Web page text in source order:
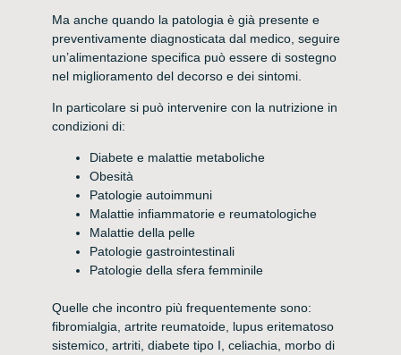
Ma anche quando la patologia è già presente e
preventivamente diagnosticata dal medico, seguire
un’alimentazione specifica può essere di sostegno
nel miglioramento del decorso e dei sintomi.
In particolare si può intervenire con la nutrizione in
condizioni di:
Diabete e malattie metaboliche
Obesità
Patologie autoimmuni
Malattie infiammatorie e reumatologiche
Malattie della pelle
Patologie gastrointestinali
Patologie della sfera femminile
Quelle che incontro più frequentemente sono:
fibromialgia, artrite reumatoide, lupus eritematoso
sistemico, artriti, diabete tipo I, celiachia, morbo di